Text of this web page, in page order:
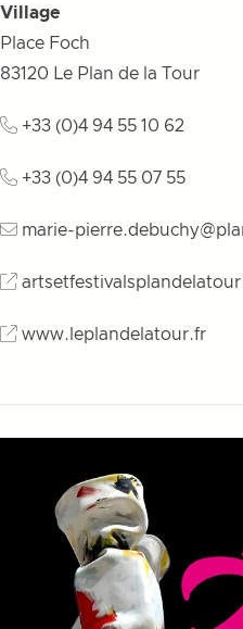
Village
Place Foch
83120 Le Plan de la Tour
+33 (0)4 94 55 10 62
+33 (0)4 94 55 07 55
marie-
www.leplandelatour.fr